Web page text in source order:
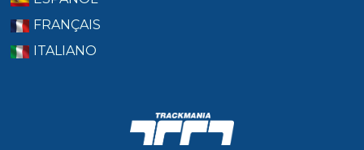
FRANÇAIS
ITALIANO